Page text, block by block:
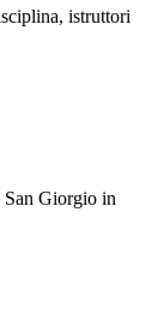
istruttori
San Giorgio in